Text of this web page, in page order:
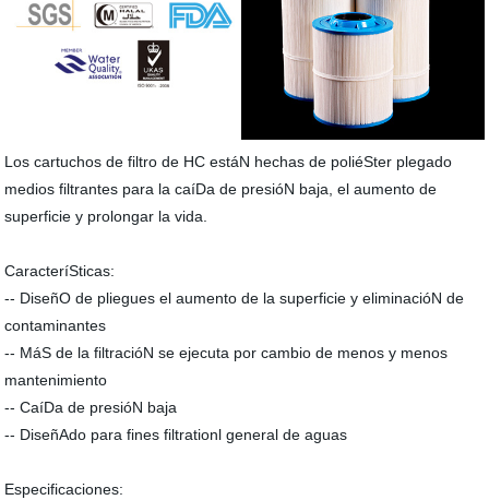
Los cartuchos de filtro de HC estáN hechas de poliéSter plegado
medios filtrantes para la caíDa de presióN baja, el aumento de
superficie y prolongar la vida.
CaracteríSticas:
-- DiseñO de pliegues el aumento de la superficie y eliminacióN de
contaminantes
-- MáS de la filtracióN se ejecuta por cambio de menos y menos
mantenimiento
-- CaíDa de presióN baja
-- DiseñAdo para fines filtrationl general de aguas
Especificaciones: